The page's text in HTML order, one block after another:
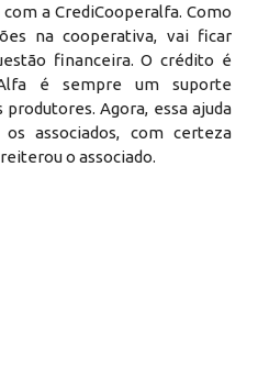
a CrediCooperalfa. Como
na cooperativa, vai ficar
financeira. O crédito é
é sempre um suporte
Agora, essa ajuda
associados, com certeza
o associado.